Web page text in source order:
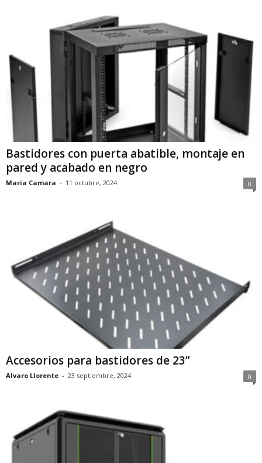
Bastidores con puerta abatible, montaje en
pared y acabado en negro
Maria Camara - 11 octubre, 2024 0
Accesorios para bastidores de 23”
Alvaro Llorente - 23 septiembre, 2024 0